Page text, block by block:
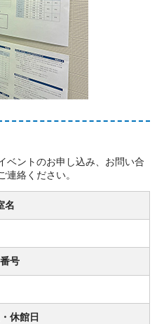
ベントのお申し込み、お問い合
絡ください。
名
号
休館日